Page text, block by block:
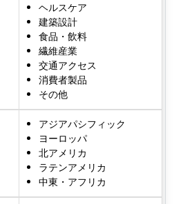
ヘルスケア
建築設計
食品・飲料
繊維産業
交通アクセス
消費者製品
その他
アジアパシフィック
ヨーロッパ
北アメリカ
ラテンアメリカ
中東・アフリカ